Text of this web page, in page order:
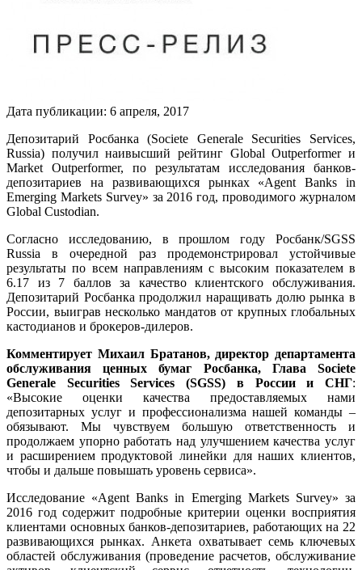
Дата публикации: 6 апреля, 2017
Депозитарий Росбанка (Societe Generale Securities Services,
Russia) получил наивысший рейтинг Global Outperformer и
Market Outperformer, по результатам исследования банков-
депозитариев на развивающихся рынках «Agent Banks in
Emerging Markets Survey» за 2016 год, проводимого журналом
Global Custodian.
Согласно исследованию, в прошлом году Росбанк/SGSS
Russia в очередной раз продемонстрировал устойчивые
результаты по всем направлениям с высоким показателем в
6.17 из 7 баллов за качество клиентского обслуживания.
Депозитарий Росбанка продолжил наращивать долю рынка в
России, выиграв несколько мандатов от крупных глобальных
кастодианов и брокеров-дилеров.
Комментирует Михаил Братанов, директор департамента
обслуживания ценных бумаг Росбанка, Глава Societe
Generale
Securities Services (SGSS) в России и СНГ:
«Высокие оценки качества предоставляемых нами
депозитарных услуг и профессионализма нашей команды –
обязывают. Мы чувствуем большую ответственность и
продолжаем упорно работать над улучшением качества услуг
и расширением продуктовой линейки для наших клиентов,
чтобы и дальше повышать уровень сервиса».
Исследование «Agent Banks in Emerging Markets Survey» за
2016 год содержит подробные критерии оценки восприятия
клиентами основных банков-депозитариев, работающих на 22
развивающихся рынках. Анкета охватывает семь ключевых
областей обслуживания (проведение расчетов, обслуживание